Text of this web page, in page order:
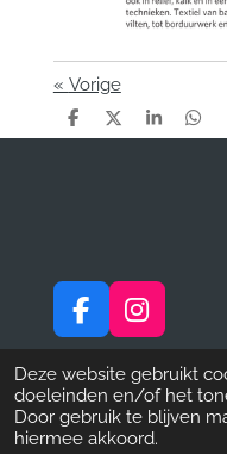
Deze website gebruikt
doeleinden en/of het
Door gebruik te blijven
hiermee akkoord.
« Vorige
D
e
D
e
S
h
D
e
F
a
c
e
b
I
n
s
t
a
Privacyverklaring
© 2020 - 2026 Lak@rt